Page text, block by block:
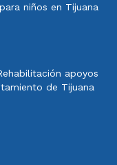
niños en Tijuana
apoyos
de Tijuana